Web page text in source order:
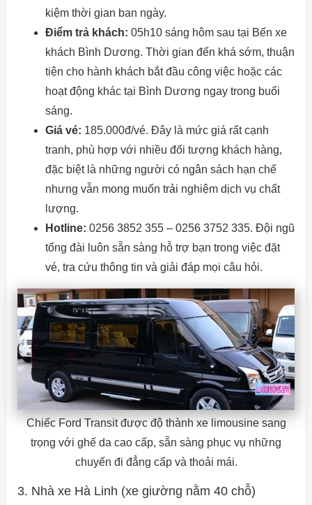
kiệm thời gian ban ngày.
Điểm trả khách: 05h10 sáng hôm sau tại Bến xe
khách Bình Dương. Thời gian đến khá sớm, thuận
tiện cho hành khách bắt đầu công việc hoặc các
hoạt động khác tại Bình Dương ngay trong buổi
sáng.
Giá vé: 185.000đ/vé. Đây là mức giá rất cạnh
tranh, phù hợp với nhiều đối tượng khách hàng,
đặc biệt là những người có ngân sách hạn chế
nhưng vẫn mong muốn trải nghiệm dịch vụ chất
lượng.
Hotline: 0256 3852 355 – 0256 3752 335. Đội ngũ
tổng đài luôn sẵn sàng hỗ trợ bạn trong việc đặt
vé, tra cứu thông tin và giải đáp mọi câu hỏi.
Chiếc Ford Transit được độ thành xe limousine sang
trọng với ghế da cao cấp, sẵn sàng phục vụ những
chuyến đi đẳng cấp và thoải mái.
3. Nhà xe Hà Linh (xe giường nằm 40 chỗ)